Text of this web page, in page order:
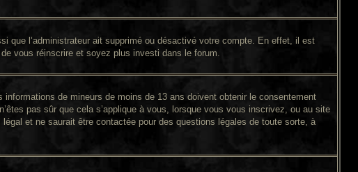
que l’administrateur ait supprimé ou désactivé votre compte. En effet, il est
vous réinscrire et soyez plus investi dans le forum.
de mineurs de moins de 13 ans doivent obtenir le consentement
pas sûr que cela s’applique à vous, lorsque vous vous inscrivez, ou au site
et ne saurait être contactée pour des questions légales de toute sorte, à